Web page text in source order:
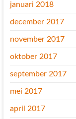
januari 2018
december 2017
november 2017
oktober 2017
september 2017
mei 2017
april 2017